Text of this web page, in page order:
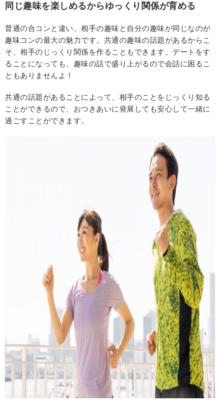
同じ趣味を楽しめるからゆっくり関係が育める
普通の合コンと違い、相手の趣味と自分の趣味が同じなのが
趣味コンの最大の魅力です。共通の趣味の話題があるからこ
そ、相手のじっくり関係を作ることもできます。デートをす
ることになっても、趣味の話で盛り上がるので会話に困るこ
ともありませんよ！
共通の話題があることによって、相手のことをじっくり知る
ことができるので、おつきあいに発展しても安心して一緒に
過ごすことができます。